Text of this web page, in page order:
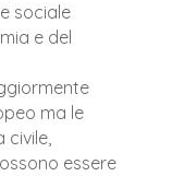
sociale
e del
ma le
civile,
essere